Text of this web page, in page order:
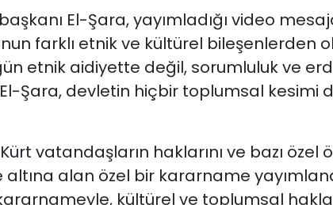
El-Şara, yayımladığı video
farklı etnik ve kültürel bileşenlerden
etnik aidiyette değil, sorumluluk ve
Şara, devletin hiçbir toplumsal kesimi
vatandaşların haklarını ve bazı özel
alan özel bir kararname
kültürel ve toplumsal